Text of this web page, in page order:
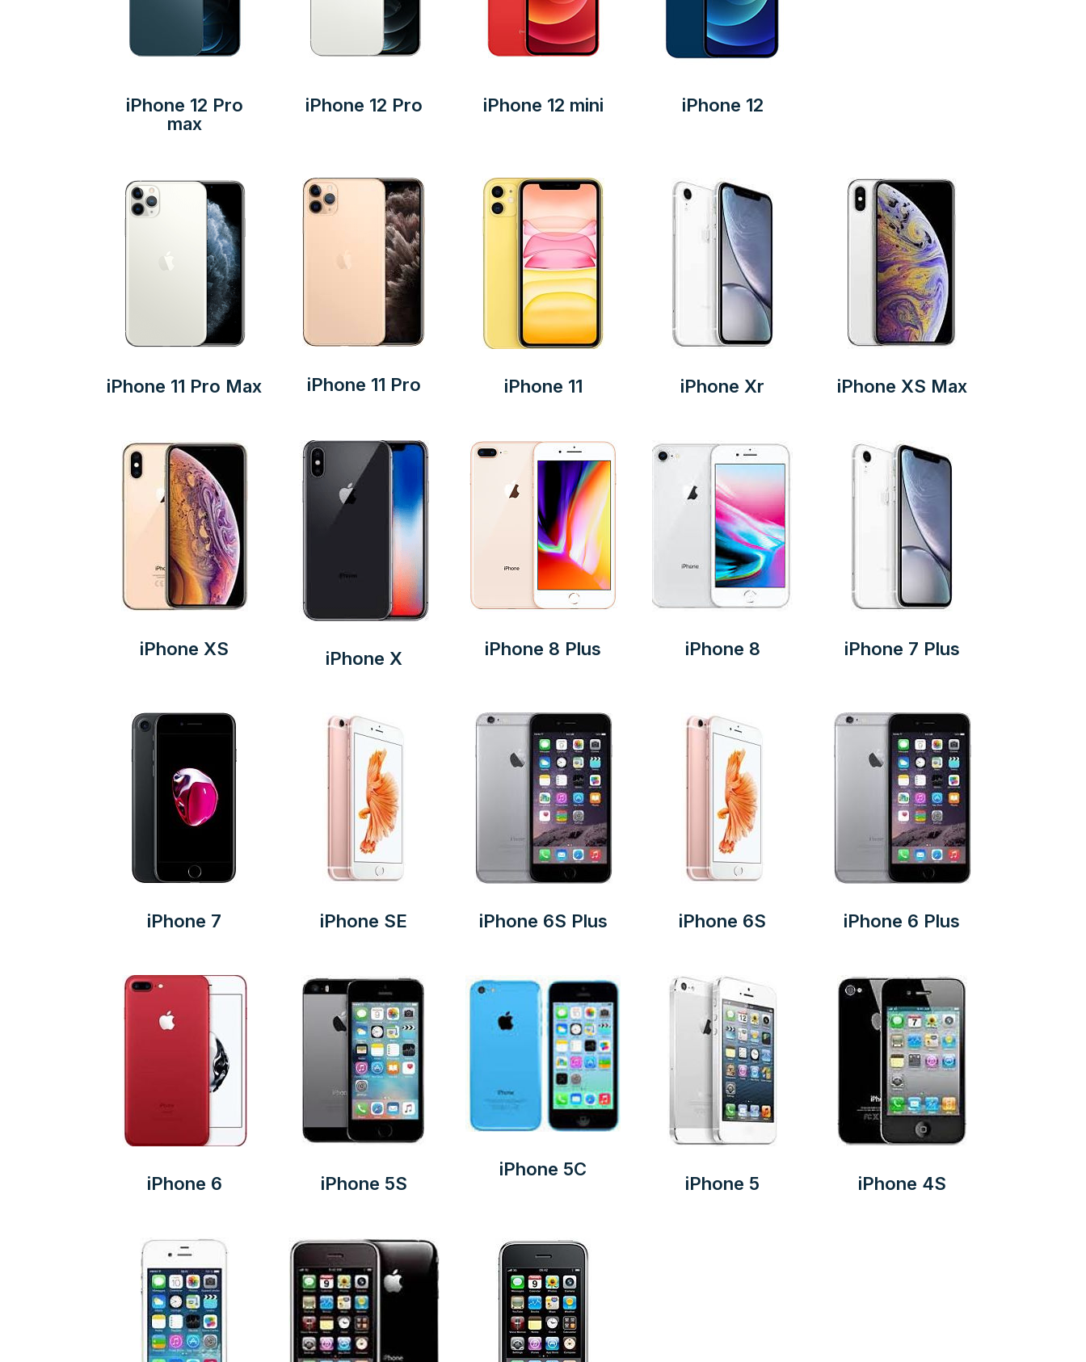
iPhone 12 Pro
max
iPhone 12 Pro iPhone 12 mini iPhone 12
iPhone 11 Pro Max iPhone 11 Pro iPhone 11 iPhone Xr iPhone XS Max
iPhone XS iPhone X iPhone 8 Plus iPhone 8 iPhone 7 Plus
iPhone 7 iPhone SE iPhone 6S Plus iPhone 6S iPhone 6 Plus
iPhone 6 iPhone 5S
iPhone 5C
iPhone 5 iPhone 4S